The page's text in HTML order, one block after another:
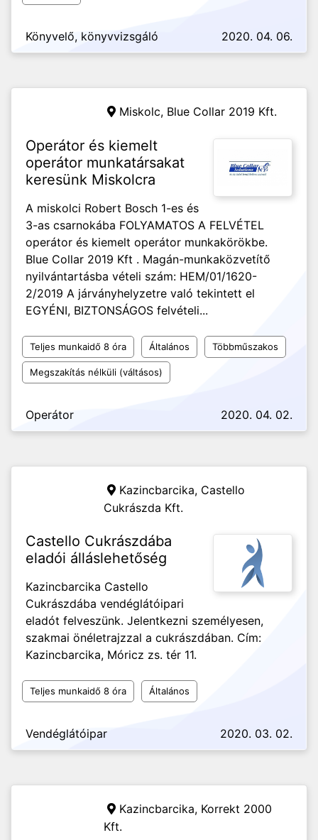
Könyvelő, könyvvizsgáló 2020. 04. 06.
Miskolc, Blue Collar 2019 Kft.
Operátor és kiemelt
operátor munkatársakat
keresünk Miskolcra
A miskolci Robert Bosch 1-es és
3-as csarnokába FOLYAMATOS A FELVÉTEL
operátor és kiemelt operátor munkakörökbe.
Blue Collar 2019 Kft . Magán-munkaközvetítő
nyilvántartásba vételi szám: HEM/01/1620-
2/2019 A járványhelyzetre való tekintett el
EGYÉNI, BIZTONSÁGOS felvételi...
Teljes munkaidő 8 óra Általános Többműszakos
Megszakítás nélküli (váltásos)
Operátor 2020. 04. 02.
Kazincbarcika, Castello
Cukrászda Kft.
Castello Cukrászdába
eladói álláslehetőség
Kazincbarcika Castello
Cukrászdába vendéglátóipari
eladót felveszünk. Jelentkezni személyesen,
szakmai önéletrajzzal a cukrászdában. Cím:
Kazincbarcika, Móricz zs. tér 11.
Teljes munkaidő 8 óra Általános
Vendéglátóipar 2020. 03. 02.
Kazincbarcika, Korrekt 2000
Kft.